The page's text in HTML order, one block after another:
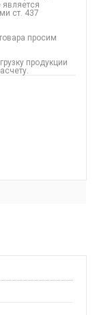
ст. 437
просим
продукции